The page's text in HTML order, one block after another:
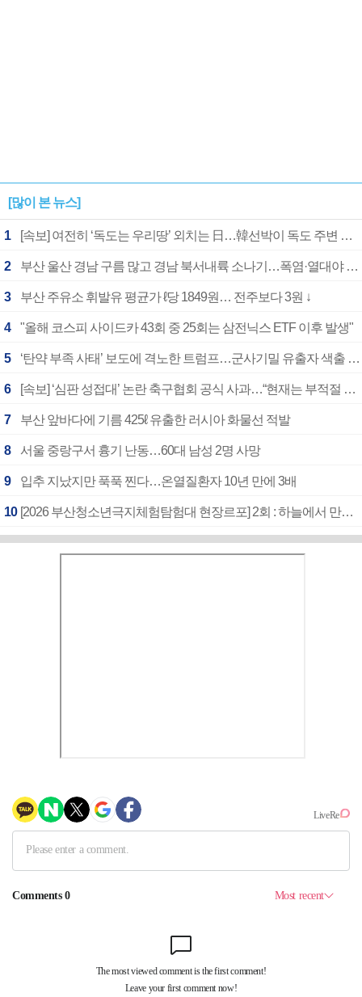
[많이 본 뉴스]
1 [속보] 여전히 ‘독도는 우리땅’ 외치는 日…韓선박이 독도 주변 해양조사 활동하자 반발
2 부산 울산 경남 구름 많고 경남 북서내륙 소나기…폭염·열대야 계속
3 부산 주유소 휘발유 평균가 ℓ당 1849원… 전주보다 3원 ↓
4 "올해 코스피 사이드카 43회 중 25회는 삼전닉스 ETF 이후 발생"
5 ‘탄약 부족 사태’ 보도에 격노한 트럼프…군사기밀 유출자 색출 지시
6 [속보] ‘심판 성접대’ 논란 축구협회 공식 사과…“현재는 부적절 행위 없어”
7 부산 앞바다에 기름 425ℓ 유출한 러시아 화물선 적발
8 서울 중랑구서 흉기 난동…60대 남성 2명 사망
9 입추 지났지만 푹푹 찐다…온열질환자 10년 만에 3배
10 [2026 부산청소년극지체험탐험대 현장르포] 2회 : 하늘에서 만난 얼음의 나라